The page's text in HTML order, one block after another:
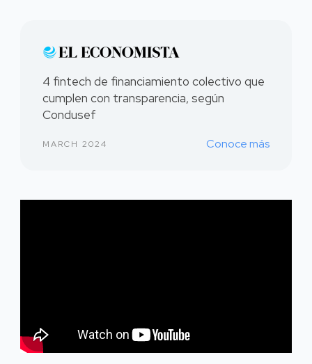
4 fintech de financiamiento colectivo que
cumplen con transparencia, según
Condusef
MARCH 2024 Conoce más